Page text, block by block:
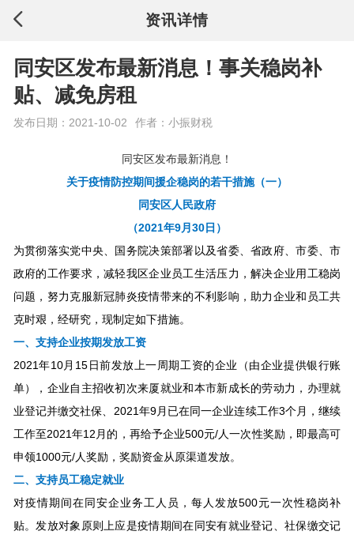
资讯详情
同安区发布最新消息！事关稳岗补
贴、减免房租
发布日期：2021-10-02 作者：小振财税
同安区发布最新消息！
关于疫情防控期间援企稳岗的若干措施（一）
同安区人民政府
（2021年9月30日）
为贯彻落实党中央、国务院决策部署以及省委、省政府、市委、市
政府的工作要求，减轻我区企业员工生活压力，解决企业用工稳岗
问题，努力克服新冠肺炎疫情带来的不利影响，助力企业和员工共
克时艰，经研究，现制定如下措施。
一、支持企业按期发放工资
2021年10月15日前发放上一周期工资的企业（由企业提供银行账
单），企业自主招收初次来厦就业和本市新成长的劳动力，办理就
业登记并缴交社保、2021年9月已在同一企业连续工作3个月，继续
工作至2021年12月的，再给予企业500元/人一次性奖励，即最高可
申领1000元/人奖励，奖励资金从原渠道发放。
二、支持员工稳定就业
对疫情期间在同安企业务工人员，每人发放500元一次性稳岗补
贴。发放对象原则上应是疫情期间在同安有就业登记、社保缴交记